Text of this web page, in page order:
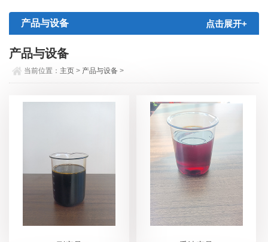
产品与设备 点击展开+
产品与设备
当前位置： 主页 > 产品与设备 >